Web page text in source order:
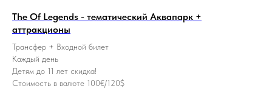
The Of Legends - тематический Аквапарк +
аттракционы
Трансфер + Входной билет
Каждый день
Детям до 11 лет скидка!
Стоимость в валюте 100€/120$